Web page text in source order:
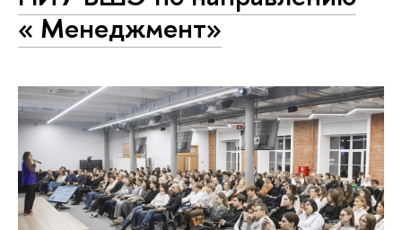
« Менеджмент»